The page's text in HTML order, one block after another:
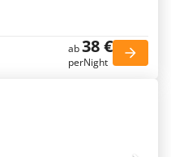
ab38 €
perNight